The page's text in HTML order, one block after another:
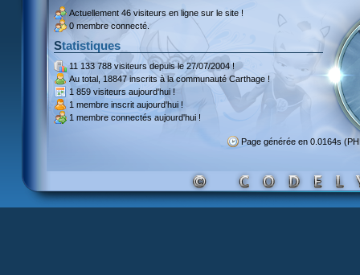
Actuellement 46 visiteurs en ligne sur le site !
0 membre connecté.
Statistiques
11 133 788 visiteursdepuis le 27/07/2004 !
Au total, 18847 inscritsà la communauté Carthage !
1 859 visiteurs aujourd'hui !
1 membre inscrit aujourd'hui !
1 membre connectés aujourd'hui !
Page générée en 0.0164s